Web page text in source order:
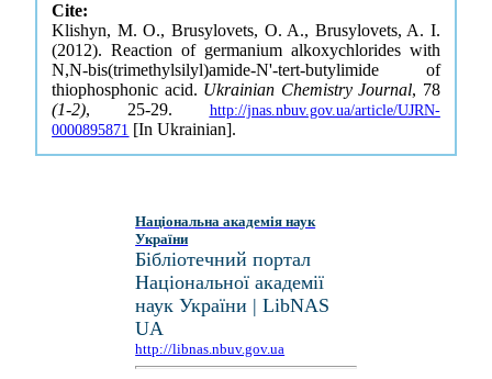
Cite:
Klishyn, M. O., Brusylovets, O. A., Brusylovets, A. I.
(2012). Reaction of germanium alkoxychlorides with
N,N-bis(trimethylsilyl)amide-N'-tert-butylimide of
thiophosphonic acid. Ukrainian Chemistry Journal, 78
(1-2), 25-29. http://jnas.nbuv.gov.ua/article/UJRN-
0000895871 [In Ukrainian].
Національна академія наук
України
Бібліотечний портал
Національної академії
наук України | LibNAS
UA
http://libnas.nbuv.gov.ua